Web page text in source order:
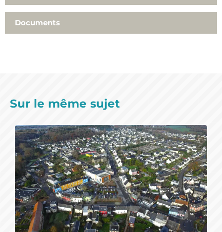
plu@inzinzac-lochrist.fr
Gaulle, 56650 Inzinzac-Lochrist
Documents
Sur le même sujet